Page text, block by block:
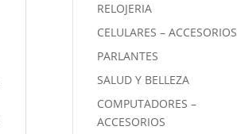
era:
$55,000.$35,000.
RELOJERIA
CELULARES – ACCESORIOS
PARLANTES
SALUD Y BELLEZA
COMPUTADORES –
ACCESORIOS